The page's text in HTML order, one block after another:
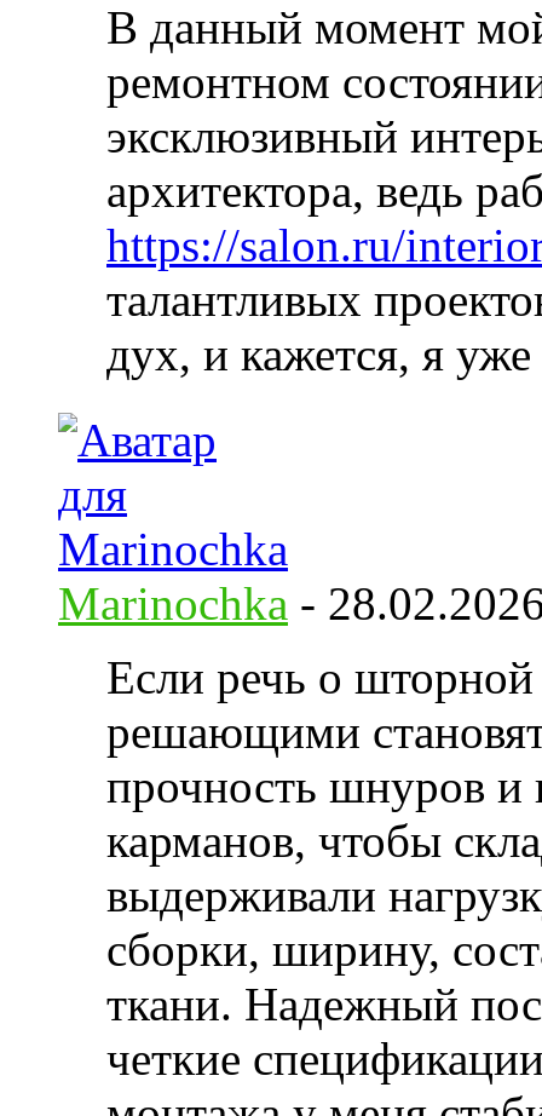
В данный момент
ремонтном
эксклюзивный
архитектора, ведь
https://salon.ru/
талантливых
дух, и кажется, я
Marinochka -
Если речь о
решающими
прочность шнуров и
карманов, чтобы
выдерживали
сборки, ширину,
ткани. Надежный
четкие